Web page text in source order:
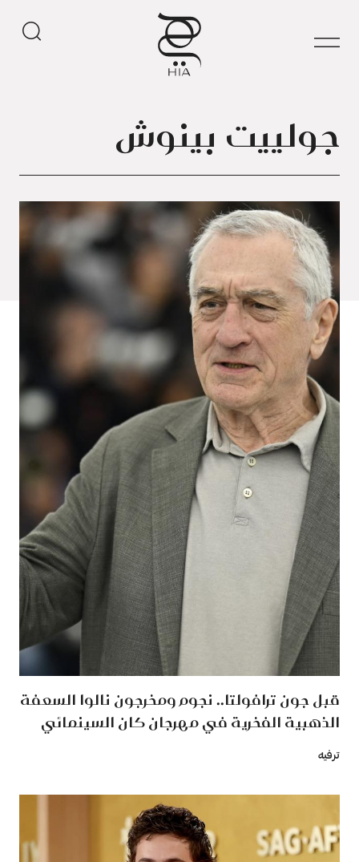
جولييت بينوش
قبل جون ترافولتا.. نجوم ومخرجون نالوا السعفة
الذهبية الفخرية في مهرجان كان السينمائي
ترفيه